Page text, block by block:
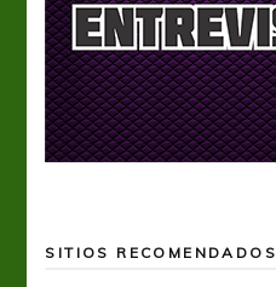
SITIOS RECOMENDADOS